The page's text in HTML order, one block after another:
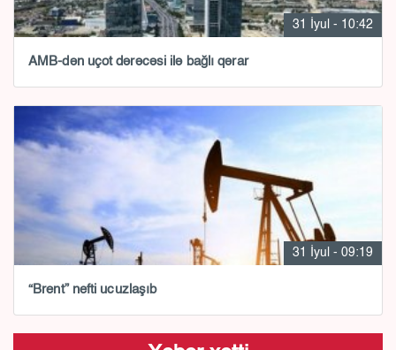
31 İyul - 10:42
AMB-dən uçot dərəcəsi ilə bağlı qərar
31 İyul - 09:19
“Brent” nefti ucuzlaşıb